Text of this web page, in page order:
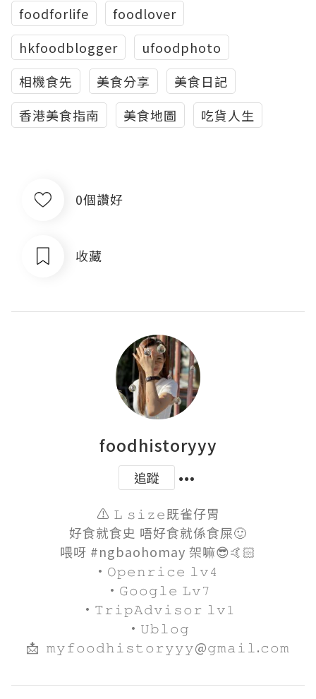
foodforlife
foodlover
hkfoodblogger
ufoodphoto
相機食先
美食分享
美食日記
香港美食指南
美食地圖 吃貨人生
0個讚好
收藏
foodhistoryyy
追蹤
⚠️ 𝙻 𝚜𝚒𝚣𝚎既雀仔胃
好食就食史 唔好食就係食屎🙂
喂呀 #ngbaohomay 架嘛😎🤙🏻
·𝙾𝚙𝚎𝚗𝚛𝚒𝚌𝚎 𝚕𝚟𝟺
·𝙶𝚘𝚘𝚐𝚕𝚎 𝙻𝚟𝟽
·𝚃𝚛𝚒𝚙𝙰𝚍𝚟𝚒𝚜𝚘𝚛 𝚕𝚟𝟷
·𝚄𝚋𝚕𝚘𝚐
📩  𝚖𝚢𝚏𝚘𝚘𝚍𝚑𝚒𝚜𝚝𝚘𝚛𝚢𝚢𝚢@𝚐𝚖𝚊𝚒𝚕.𝚌𝚘𝚖